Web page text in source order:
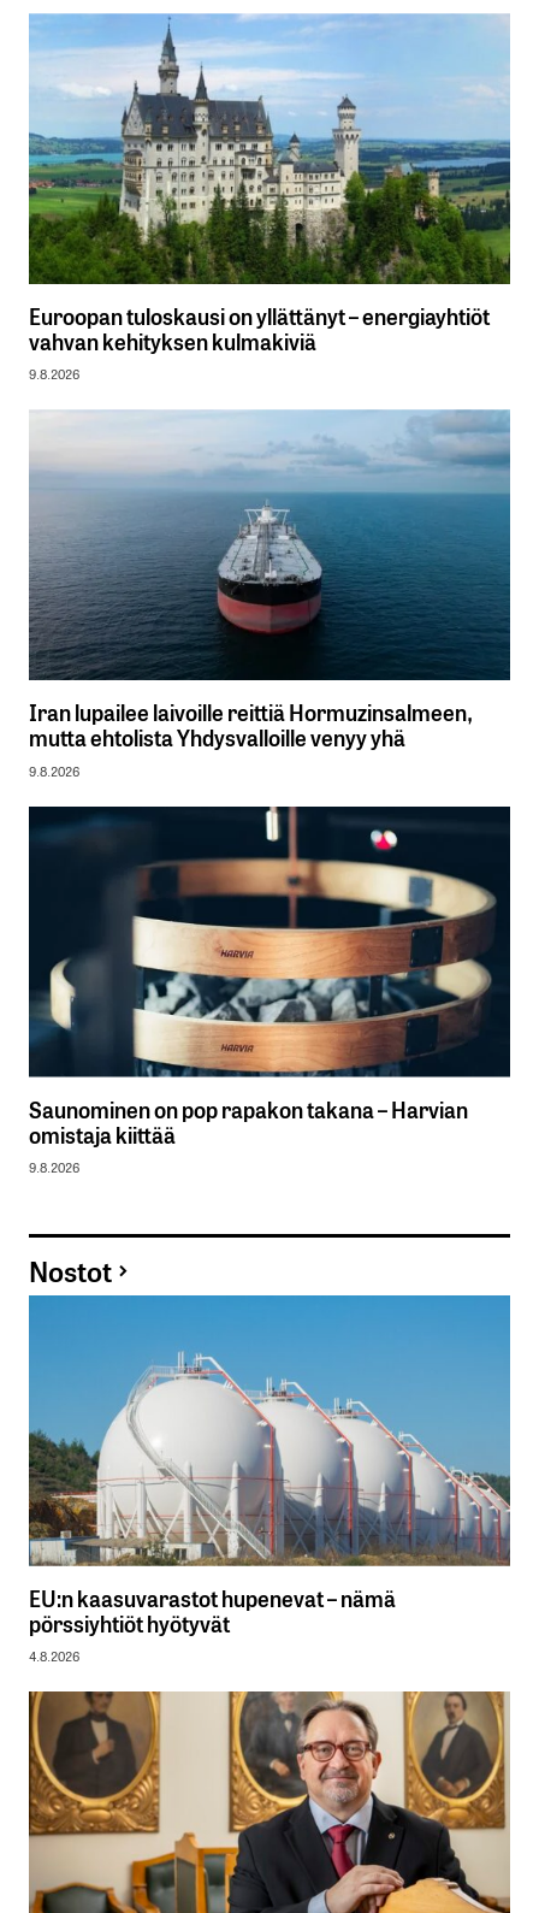
Euroopan tuloskausi on yllättänyt – energiayhtiöt
vahvan kehityksen kulmakiviä
9.8.2026
Iran lupailee laivoille reittiä Hormuzinsalmeen,
mutta ehtolista Yhdysvalloille venyy yhä
9.8.2026
Saunominen on pop rapakon takana – Harvian
omistaja kiittää
9.8.2026
Nostot
EU:n kaasuvarastot hupenevat – nämä
pörssiyhtiöt hyötyvät
4.8.2026